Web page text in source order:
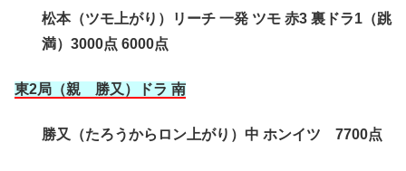
松本（ツモ上がり）リーチ 一発 ツモ 赤3 裏ドラ1（跳
満）3000点 6000点
東2局（親 勝又）ドラ 南
勝又（たろうからロン上がり）中 ホンイツ 7700点